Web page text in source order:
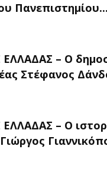
Πανεπιστημίου...
– Ο
Στέφανος
– Ο